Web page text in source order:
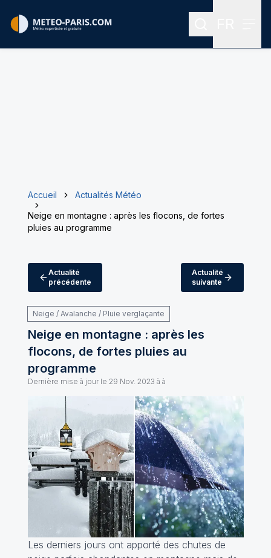
Rechercher
Accueil
Actualités Météo
Neige en montagne : après les flocons, de fortes
pluies au programme
Actualité
précédente
Actualité
suivante
Neige / Avalanche / Pluie verglaçante
Neige en montagne : après les
flocons, de fortes pluies au
programme
Dernière mise à jour le 29 Nov. 2023 à à
Les derniers jours ont apporté des chutes de